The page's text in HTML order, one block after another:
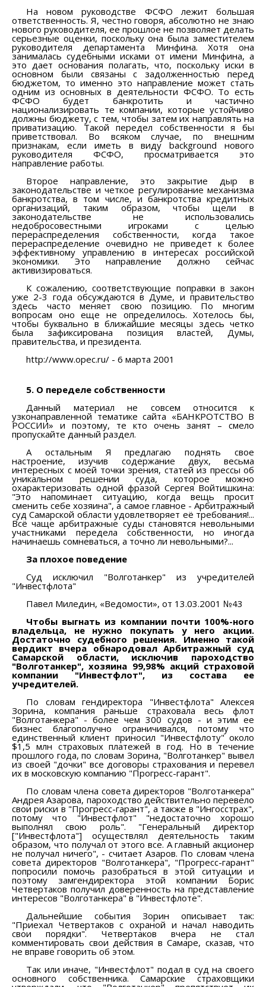
На новом руководстве ФСФО лежит большая
ответственность. Я, честно говоря, абсолютно не знаю
нового руководителя, ее прошлое не позволяет делать
серьезные оценки, поскольку она была заместителем
руководителя департамента Минфина. Хотя она
занималась судебными исками от имени Минфина, а
это дает основания полагать, что, поскольку иски в
основном были связаны с задолженностью перед
бюджетом, то именно это направление может стать
одним из основных в деятельности ФСФО. То есть
ФСФО будет банкротить и частично
национализировать те компании, которые устойчиво
должны бюджету, с тем, чтобы затем их направлять на
приватизацию. Такой передел собственности я бы
приветствовал. Во всяком случае, по внешним
признакам, если иметь в виду background нового
руководителя ФСФО, просматривается это
направление работы.
Второе направление, это закрытие дыр в
законодательстве и четкое регулирование механизма
банкротства, в том числе, и банкротства кредитных
организаций, таким образом, чтобы щели в
законодательстве не использовались
недобросовестными игроками с целью
перераспределения собственности, когда такое
перераспределение очевидно не приведет к более
эффективному управлению в интересах российской
экономики. Это направление должно сейчас
активизироваться.
К сожалению, соответствующие поправки в закон
уже 2-3 года обсуждаются в Думе, и правительство
здесь часто меняет свою позицию. По многим
вопросам оно еще не определилось. Хотелось бы,
чтобы буквально в ближайшие месяцы здесь четко
была зафиксирована позиция властей, Думы,
правительства, и президента.
http://www.opec.ru/ - 6 марта 2001
5. О переделе собственности
Данный материал не совсем относится к
узконаправленной тематике сайта «БАНКРОТСТВО В
РОССИИ» и поэтому, те кто очень занят – смело
пропускайте данный раздел.
А остальным Я предлагаю поднять свое
настроение, изучив содержание двух, весьма
интересных с моей точки зрения, статей из прессы об
уникальном решении суда, которое можно
охарактеризовать одной фразой Сергея Войтишкина:
"Это напоминает ситуацию, когда вещь просит
сменить себе хозяина", а самое главное - Арбитражный
суд Самарской области удовлетворяет её требования!...
Всё чаще арбитражные суды становятся невольными
участниками передела собственности, но иногда
начинаешь сомневаться, а точно ли невольными?...
За плохое поведение
Суд исключил "Волготанкер" из учредителей
"Инвестфлота"
Павел Миледин, «Ведомости», от 13.03.2001 №43
Чтобы выгнать из компании почти 100%-ного
владельца, не нужно покупать у него акции.
Достаточно судебного решения. Именно такой
вердикт вчера обнародовал Арбитражный суд
Самарской области, исключив пароходство
"Волготанкер", хозяина 99,98% акций страховой
компании "Инвестфлот", из состава ее
учредителей.
По словам гендиректора "Инвестфлота" Алексея
Зорина, компания раньше страховала весь флот
"Волготанкера" - более чем 300 судов - и этим ее
бизнес благополучно ограничивался, потому что
единственный клиент приносил "Инвестфлоту" около
$1,5 млн страховых платежей в год. Но в течение
прошлого года, по словам Зорина, "Волготанкер" вывел
из своей "дочки" все договоры страхования и перевел
их в московскую компанию "Прогресс-гарант".
По словам члена совета директоров "Волготанкера"
Андрея Азарова, пароходство действительно перевело
свои риски в "Прогресс-гарант", а также в "Ингосстрах",
потому что "Инвестфлот" "недостаточно хорошо
выполнял свою роль". "Генеральный директор
["Инвестфлота"] осуществлял деятельность таким
образом, что получал от этого все. А главный акционер
не получал ничего", - считает Азаров. По словам члена
совета директоров "Волготанкера", "Прогресс-гарант"
попросили помочь разобраться в этой ситуации и
поэтому замгендиректора этой компании Борис
Четвертаков получил доверенность на представление
интересов "Волготанкера" в "Инвестфлоте".
Дальнейшие события Зорин описывает так:
"Приехал Четвертаков с охраной и начал наводить
свои порядки". Четвертаков вчера не стал
комментировать свои действия в Самаре, сказав, что
не вправе говорить об этом.
Так или иначе, "Инвестфлот" подал в суд на своего
основного собственника. Самарские страховщики